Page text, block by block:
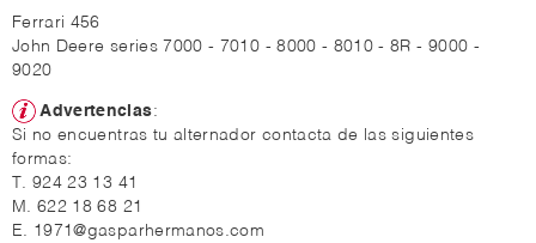
Ferrari 456
John Deere series 7000 - 7010 - 8000 - 8010 - 8R - 9000 -
9020
Advertencias:
Si no encuentras tu alternador contacta de las siguientes
formas:
T. 924 23 13 41
M. 622 18 68 21
E. 1971@gasparhermanos.com